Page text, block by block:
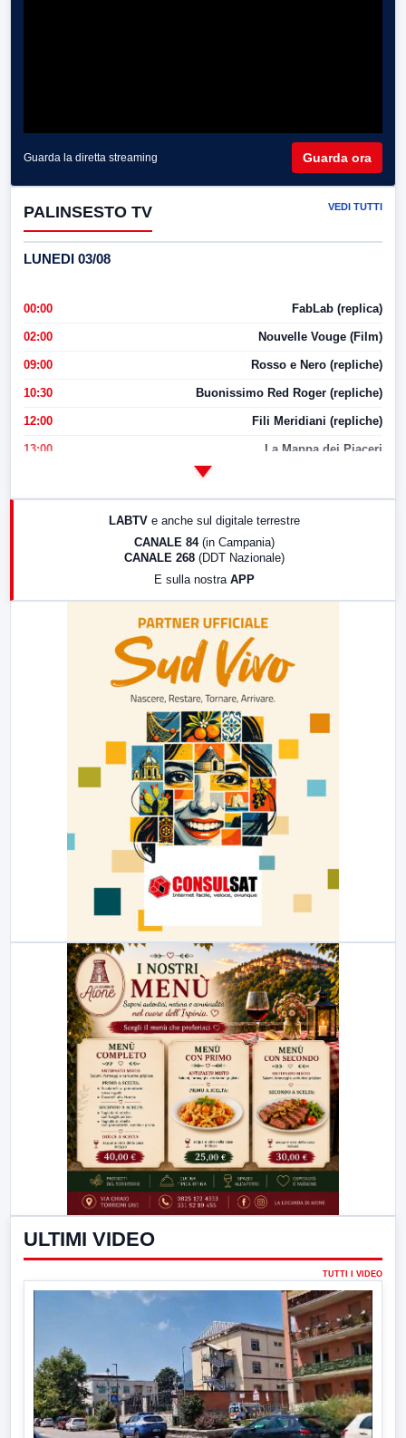
Guarda la diretta streaming Guarda ora
PALINSESTO TV VEDI TUTTI
LUNEDI 03/08
00:00 FabLab (replica)
02:00 Nouvelle Vouge (Film)
09:00 Rosso e Nero (repliche)
10:30 Buonissimo Red Roger (repliche)
12:00 Fili Meridiani (repliche)
13:00 La Mappa dei Piaceri
17:00 LabNews (replica)
LABTV e anche sul digitale terrestre
CANALE 84 (in Campania)
CANALE 268 (DDT Nazionale)
E sulla nostra APP
ULTIMI VIDEO
TUTTI I VIDEO